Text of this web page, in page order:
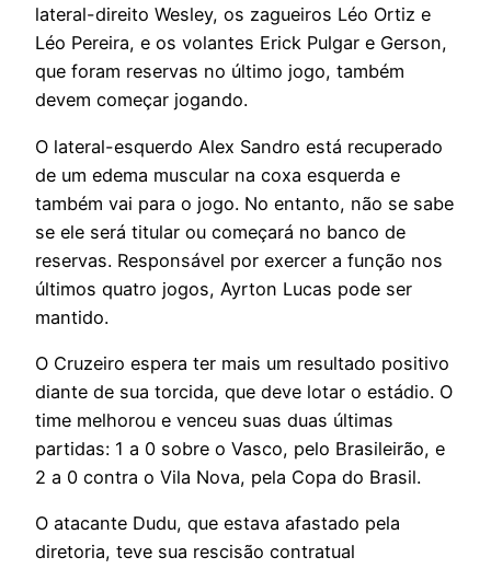
lateral-direito Wesley, os zagueiros Léo Ortiz e
Léo Pereira, e os volantes Erick Pulgar e Gerson,
que foram reservas no último jogo, também
devem começar jogando.
O lateral-esquerdo Alex Sandro está recuperado
de um edema muscular na coxa esquerda e
também vai para o jogo. No entanto, não se sabe
se ele será titular ou começará no banco de
reservas. Responsável por exercer a função nos
últimos quatro jogos, Ayrton Lucas pode ser
mantido.
O Cruzeiro espera ter mais um resultado positivo
diante de sua torcida, que deve lotar o estádio. O
time melhorou e venceu suas duas últimas
partidas: 1 a 0 sobre o Vasco, pelo Brasileirão, e
2 a 0 contra o Vila Nova, pela Copa do Brasil.
O atacante Dudu, que estava afastado pela
diretoria, teve sua rescisão contratual